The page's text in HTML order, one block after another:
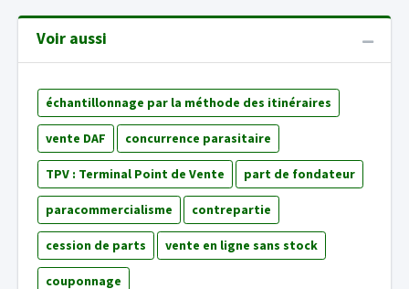
Voir aussi
échantillonnage par la méthode des itinéraires
vente DAF concurrence parasitaire
TPV : Terminal Point de Vente part de fondateur
paracommercialisme contrepartie
cession de parts vente en ligne sans stock
couponnage